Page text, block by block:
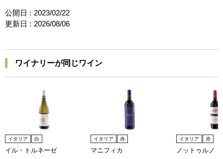
公開日 : 2023/02/22
更新日 : 2026/08/06
ワイナリーが同じワイン
イタリア 白
イル・トルネーゼ
イタリア 赤
マニフィカ
イタリア 赤
ノットゥルノ